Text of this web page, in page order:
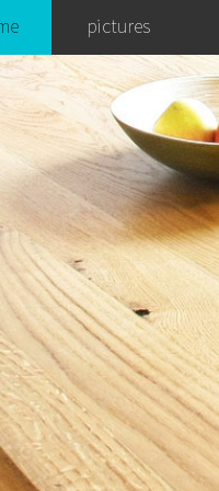
pictures